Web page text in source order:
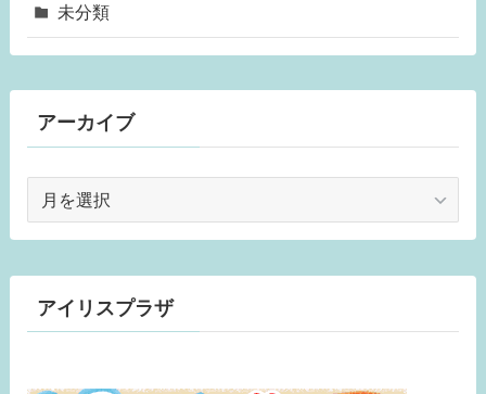
未分類
アーカイブ
カ
ブアイリスプラザ